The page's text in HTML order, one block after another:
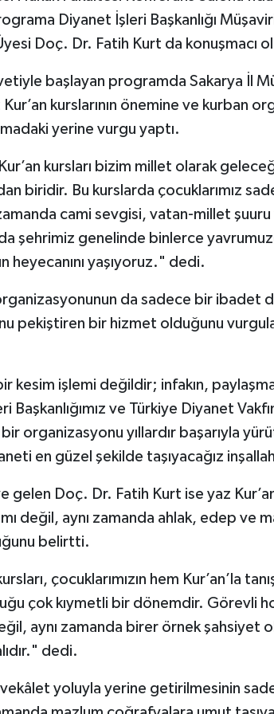
Diyanet İşleri Başkanlığı
Doç. Dr. Fatih Kurt da konuşmacı
başlayan programda Sakarya İl
Kur’an kurslarının önemine ve kurban
yerine vurgu yaptı.
kursları bizim millet olarak
biridir. Bu kurslarda çocuklarımız
cami sevgisi, vatan-millet şuuru
şehrimiz genelinde binlerce
heyecanını yaşıyoruz." dedi.
da sadece bir ibadet
pekiştiren bir hizmet olduğunu
kesim işlemi değildir; infakın,
Başkanlığımız ve Türkiye Diyanet
organizasyonu yıllardır başarıyla
en güzel şekilde taşıyacağız
gelen Doç. Dr. Fatih Kurt ise yaz
değil, aynı zamanda ahlak, edep ve
belirtti.
çocuklarımızın hem Kur’an’la
çok kıymetli bir dönemdir. Görevli
aynı zamanda birer örnek şahsiyet
dedi.
yoluyla yerine getirilmesinin